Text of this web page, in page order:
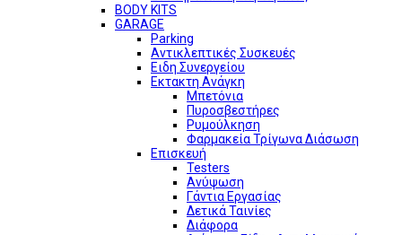
BODY KITS
GARAGE
Parking
Αντικλεπτικές Συσκευές
Ειδη Συνεργείου
Εκτακτη Ανάγκη
Μπετόνια
Πυροσβεστήρες
Ρυμούλκηση
Φαρμακεία Τρίγωνα Διάσωση
Επισκευή
Testers
Ανύψωση
Γάντια Εργασίας
Δετικά Ταινίες
Διάφορα